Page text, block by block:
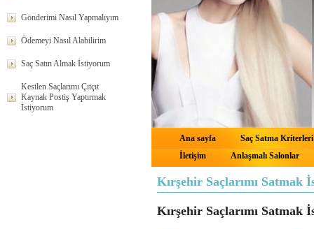
Gönderimi Nasıl Yapmalıyım
Ödemeyi Nasıl Alabilirim
Saç Satın Almak İstiyorum
Kesilen Saçlarımı Çıtçıt
Kaynak Postiş Yaptırmak
İstiyorum
Ana sayfa
Saç Satma Kriterleri
İletişim
Anlaşmalı Salonlar
Kırşehir Saçlarımı Satmak
Kırşehir Saçlarımı Satmak